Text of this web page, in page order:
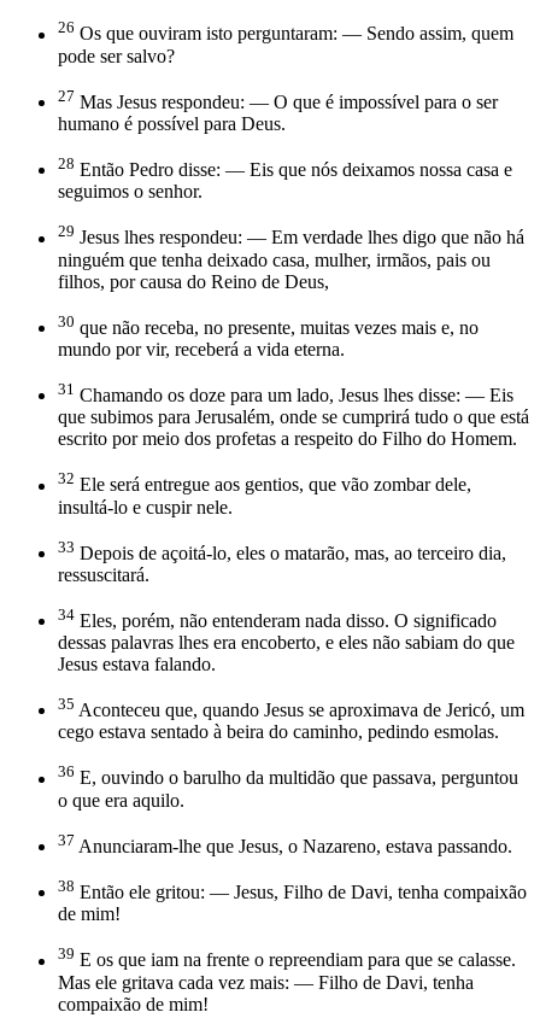
26 Os que ouviram isto perguntaram: — Sendo assim, quem
pode ser salvo?
27 Mas Jesus respondeu: — O que é impossível para o ser
humano é possível para Deus.
28 Então Pedro disse: — Eis que nós deixamos nossa casa e
seguimos o senhor.
29 Jesus lhes respondeu: — Em verdade lhes digo que não há
ninguém que tenha deixado casa, mulher, irmãos, pais ou
filhos, por causa do Reino de Deus,
30 que não receba, no presente, muitas vezes mais e, no
mundo por vir, receberá a vida eterna.
31 Chamando os doze para um lado, Jesus lhes disse: — Eis
que subimos para Jerusalém, onde se cumprirá tudo o que está
escrito por meio dos profetas a respeito do Filho do Homem.
32 Ele será entregue aos gentios, que vão zombar dele,
insultá-lo e cuspir nele.
33 Depois de açoitá-lo, eles o matarão, mas, ao terceiro dia,
ressuscitará.
34 Eles, porém, não entenderam nada disso. O significado
dessas palavras lhes era encoberto, e eles não sabiam do que
Jesus estava falando.
35 Aconteceu que, quando Jesus se aproximava de Jericó, um
cego estava sentado à beira do caminho, pedindo esmolas.
36 E, ouvindo o barulho da multidão que passava, perguntou
o que era aquilo.
37 Anunciaram-lhe que Jesus, o Nazareno, estava passando.
38 Então ele gritou: — Jesus, Filho de Davi, tenha compaixão
de mim!
39 E os que iam na frente o repreendiam para que se calasse.
Mas ele gritava cada vez mais: — Filho de Davi, tenha
compaixão de mim!